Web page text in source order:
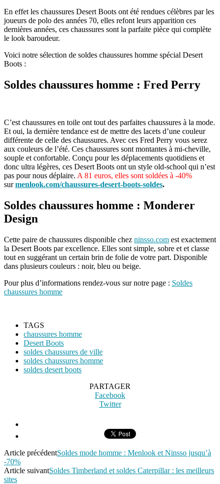
En effet les chaussures Desert Boots ont été rendues célèbres par les
joueurs de polo des années 70, elles refont leurs apparition ces
dernières années, ces chaussures sont la parfaite pièce qui complète
le look baroudeur.
Voici notre sélection de soldes chaussures homme spécial Desert
Boots :
Soldes chaussures homme : Fred Perry
C’est chaussures en toile ont tout des parfaites chaussures à la mode.
Et oui, la dernière tendance est de mettre des lacets d’une couleur
différente de celle des chaussures. Avec ces Fred Perry vous serez
aux couleurs de l’été. Ces chaussures sont montantes à mi-cheville,
souple et confortable. Conçu pour les déplacements quotidiens et
donc ultra légères, ces Desert Boots ont un style old-school qui n’est
pas pour nous déplaire. A 81 euros, elles sont soldées à -40%
surmenlook.com/chaussures-desert-boots-soldes.
Soldes chaussures homme : Monderer
Design
Cette paire de chaussures disponible chez ninsso.com est exactement
la Desert Boots par excellence. Elles sont simple, sobre et et classe
tout en suggérant un certain brin de folie de votre part. Disponible
dans plusieurs couleurs : noir, bleu ou beige.
Pour plus d’informations rendez-vous sur notre page : Soldes
chaussures homme
TAGS
chaussures homme
Desert Boots
soldes chaussures de ville
soldes chaussures homme
soldes desert boots
PARTAGER
Facebook
Twitter
Article précédentSoldes mode homme : Menlook et Ninsso jusqu’à
-70%
Article suivantSoldes Timberland et soldes Caterpillar : les meilleurs
sites